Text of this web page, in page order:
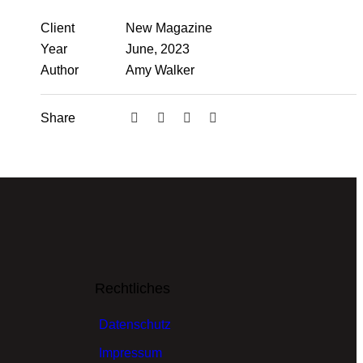
Client
New Magazine
Year
June, 2023
Author
Amy Walker
Share
Rechtliches
Datenschutz
Impressum